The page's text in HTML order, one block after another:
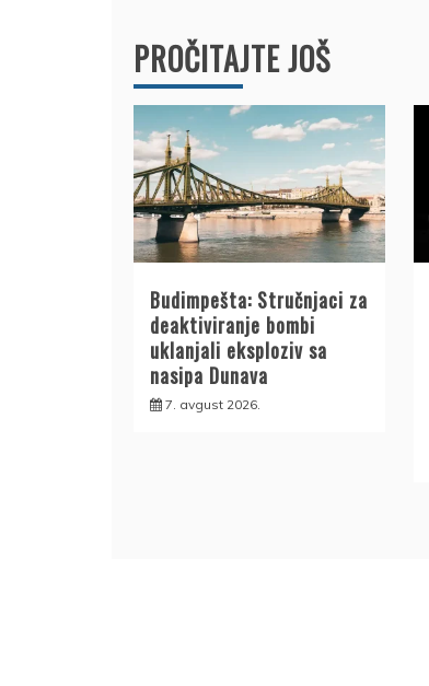
PROČITAJTE JOŠ
Budimpešta: Stručnjaci za
deaktiviranje bombi
uklanjali eksploziv sa
nasipa Dunava
7. avgust 2026.